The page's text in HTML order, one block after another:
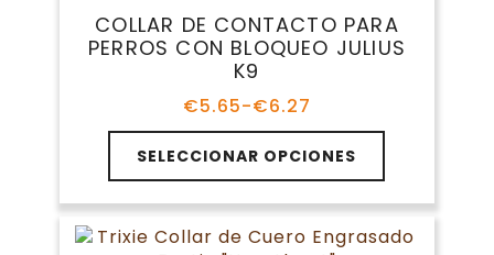
se
pueden
la
página
de
producto
COLLAR DE CONTACTO PARA
PERROS CON BLOQUEO JULIUS
K9
€5.65-€6.27
Rango
de
precios:
desde
€5.65
hasta
€6.27
SELECCIONAR OPCIONES
Este
producto
tiene
múltiples
variantes.